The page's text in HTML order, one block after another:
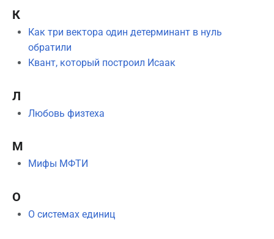
К
Как три вектора один детерминант в нуль
обратили
Квант, который построил Исаак
Л
Любовь физтеха
М
Мифы МФТИ
О
О системах единиц